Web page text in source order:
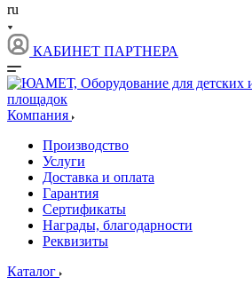
ru
КАБИНЕТ ПАРТНЕРА
Компания
Производство
Услуги
Доставка и оплата
Гарантия
Сертификаты
Награды, благодарности
Реквизиты
Каталог